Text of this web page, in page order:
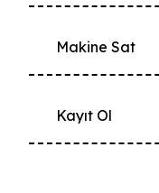
Makine Sat
Kayıt Ol